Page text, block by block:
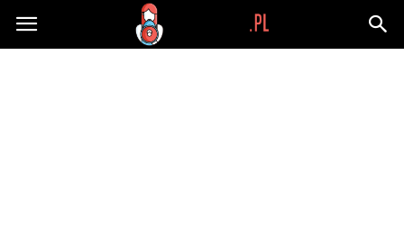
Wypaplani.pl